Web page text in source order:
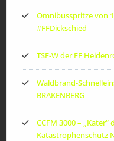
Omnibusspritze von
#FFDickschied
TSF-W der FF
Waldbrand-
BRAKENBERG
CCFM 3000 – „Kater“
Katastrophenschutz